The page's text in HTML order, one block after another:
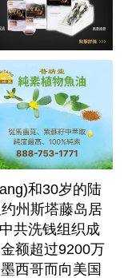
和30岁的陆
州斯塔藤岛居
共洗钱组织成
额超过9200万
西哥而向美国